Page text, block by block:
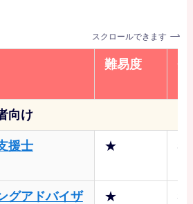
スクロールできます
難易度 費
向け
援士 ★
3
グアドバイザ
★
3